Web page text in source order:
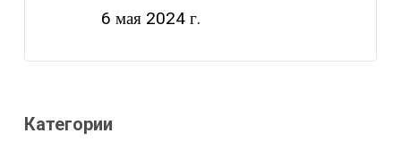
6 мая 2024 г.
Категории